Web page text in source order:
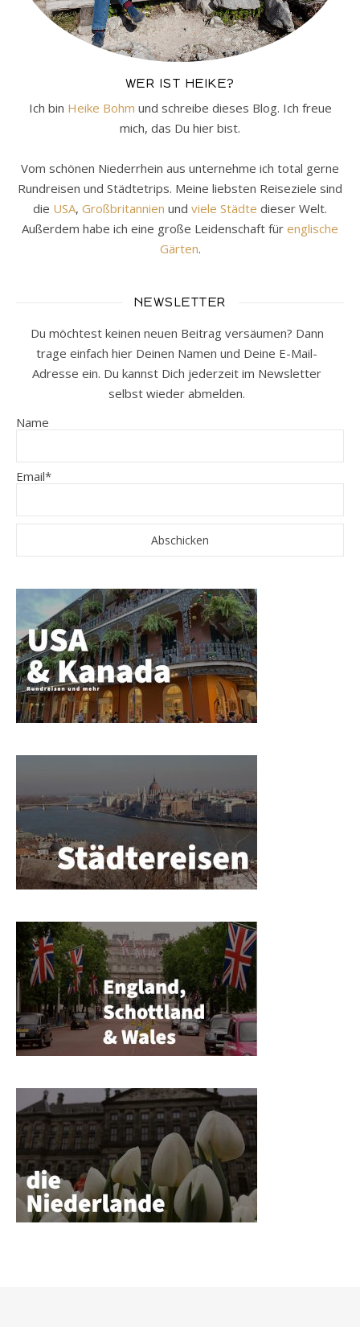
WER IST HEIKE?
Ich bin Heike Bohm und schreibe dieses Blog. Ich freue
mich, das Du hier bist.
Vom schönen Niederrhein aus unternehme ich total gerne
Rundreisen und Städtetrips. Meine liebsten Reiseziele sind
die USA, Großbritannien und viele Städte dieser Welt.
Außerdem habe ich eine große Leidenschaft für englische
Gärten.
NEWSLETTER
Du möchtest keinen neuen Beitrag versäumen? Dann
trage einfach hier Deinen Namen und Deine E-Mail-
Adresse ein. Du kannst Dich jederzeit im Newsletter
selbst wieder abmelden.
Name
Email*